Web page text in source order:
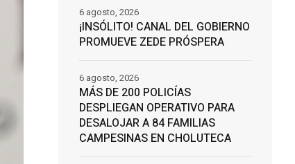
¡INSÓLITO! CANAL DEL GOBIERNO
PROMUEVE ZEDE PRÓSPERA
6 agosto, 2026
MÁS DE 200 POLICÍAS
DESPLIEGAN OPERATIVO PARA
DESALOJAR A 84 FAMILIAS
CAMPESINAS EN CHOLUTECA
6 agosto, 2026